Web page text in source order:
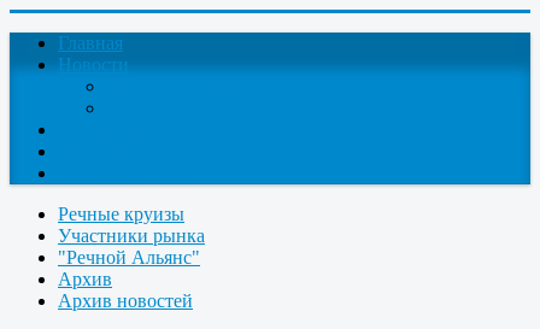
Главная
Новости
Речные круизы
Участники рынка
"Речной Альянс"
Архив
Архив новостей